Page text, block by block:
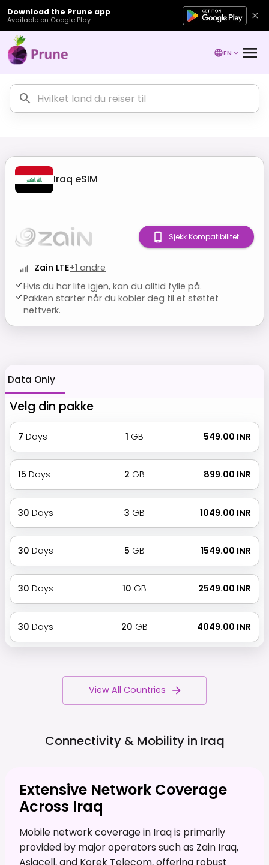
Download the Prune app
Available on Google Play
EN
Iraq eSIM
Zain LTE+1 andre
Hvis du har lite igjen, kan du alltid fylle på.
Pakken starter når du kobler deg til et støttet
nettverk.
Sjekk Kompatibilitet
Data Only
Velg din pakke
7 Days 1 GB ₹ 549.00 INR
15 Days 2 GB ₹ 899.00 INR
30 Days 3 GB ₹ 1049.00 INR
30 Days 5 GB ₹ 1549.00 INR
30 Days 10 GB ₹ 2549.00 INR
30 Days 20 GB ₹ 4049.00 INR
View All Countries
Connectivity & Mobility in Iraq
Extensive Network Coverage
Across Iraq
Mobile network coverage in Iraq is primarily
provided by major operators such as Zain Iraq,
Asiacell, and Korek Telecom, offering robust